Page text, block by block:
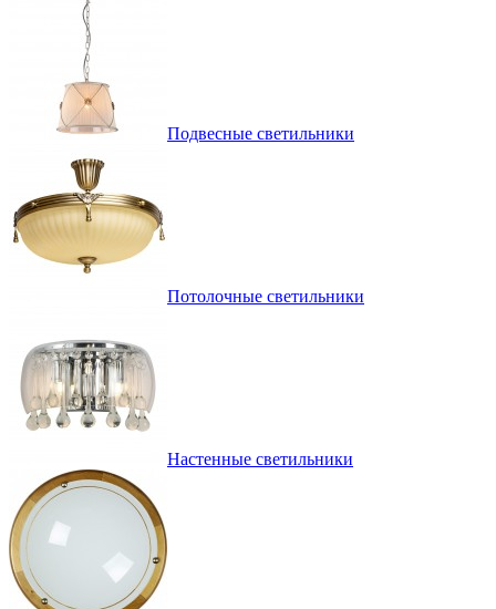
Подвесные светильники
Потолочные светильники
Настенные светильники